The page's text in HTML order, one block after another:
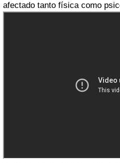
afectado tanto física como